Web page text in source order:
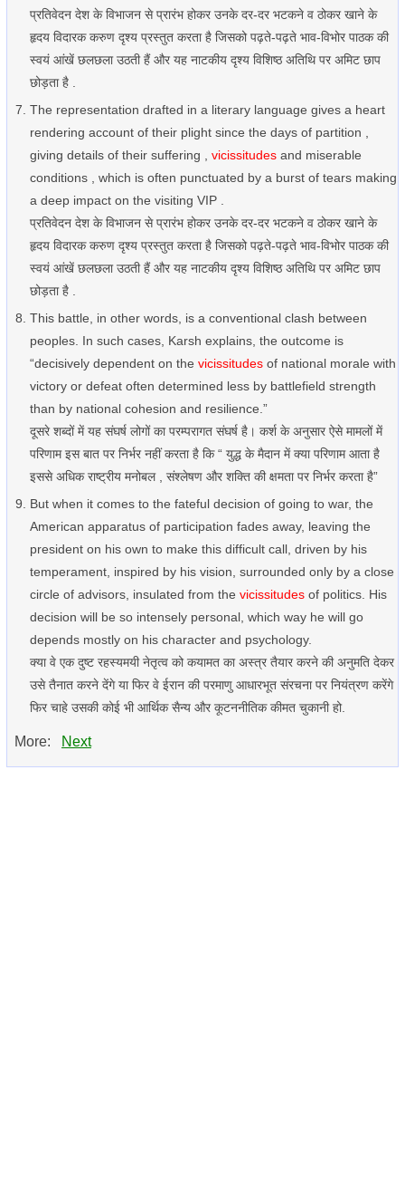
प्रतिवेदन देश के विभाजन से प्रारंभ होकर उनके दर-दर भटकने व ठोकर खाने के
हृदय विदारक करुण दृश्य प्रस्तुत करता है जिसको पढ़ते-पढ़ते भाव-विभोर पाठक की
स्वयं आंखें छलछला उठती हैं और यह नाटकीय दृश्य विशिष्ठ अतिथि पर अमिट छाप
छोड़ता है .
The representation drafted in a literary language gives a heart
rendering account of their plight since the days of partition ,
giving details of their suffering , vicissitudes and miserable
conditions , which is often punctuated by a burst of tears making
a deep impact on the visiting VIP .
प्रतिवेदन देश के विभाजन से प्रारंभ होकर उनके दर-दर भटकने व ठोकर खाने के
हृदय विदारक करुण दृश्य प्रस्तुत करता है जिसको पढ़ते-पढ़ते भाव-विभोर पाठक की
स्वयं आंखें छलछला उठती हैं और यह नाटकीय दृश्य विशिष्ठ अतिथि पर अमिट छाप
छोड़ता है .
This battle, in other words, is a conventional clash between
peoples. In such cases, Karsh explains, the outcome is
“decisively dependent on the vicissitudes of national morale with
victory or defeat often determined less by battlefield strength
than by national cohesion and resilience.”
दूसरे शब्दों में यह संघर्ष लोगों का परम्परागत संघर्ष है। कर्श के अनुसार ऐसे मामलों में
परिणाम इस बात पर निर्भर नहीं करता है कि “ युद्ध के मैदान में क्या परिणाम आता है
इससे अधिक राष्ट्रीय मनोबल , संश्लेषण और शक्ति की क्षमता पर निर्भर करता है”
But when it comes to the fateful decision of going to war, the
American apparatus of participation fades away, leaving the
president on his own to make this difficult call, driven by his
temperament, inspired by his vision, surrounded only by a close
circle of advisors, insulated from the vicissitudes of politics. His
decision will be so intensely personal, which way he will go
depends mostly on his character and psychology.
क्या वे एक दुष्ट रहस्यमयी नेतृत्व को कयामत का अस्त्र तैयार करने की अनुमति देकर
उसे तैनात करने देंगे या फिर वे ईरान की परमाणु आधारभूत संरचना पर नियंत्रण करेंगे
फिर चाहे उसकी कोई भी आर्थिक सैन्य और कूटननीतिक कीमत चुकानी हो.
More: Next